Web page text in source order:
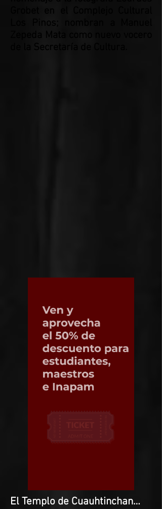
El Templo de Cuauhtinchan…